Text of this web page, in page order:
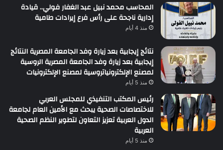
المحاسب محمد نبيل عبد الغفار فولي.. قيادة
إدارية ناجحة على رأس فرع إيرادات طامية
منذ 4 أيام
نتائج إيجابية بعد زيارة وفد الجامعة المصرية النتائج
إيجابية بعد زيارة وفد الجامعة المصرية الروسية
لمصنع الإلكترونياتروسية لمصنع الإلكترونيات
منذ 5 أيام
رئيس المكتب التنفيذي للمجلس العربي
للاختصاصات الصحية يبحث مع الأمين العام لجامعة
الدول العربية تعزيز التعاون لتطوير النظم الصحية
العربية
منذ 5 أيام